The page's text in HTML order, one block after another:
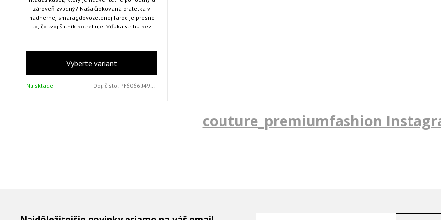
zároveň zvodný? Naša čipkovaná braletka v
nádhernej smaragdovozelenej farbe je presne
to, čo tvoj šatník potrebuje. Vďaka strihu bez
ako luxusná spodná bielizeň, ale aj ako štýlový
top na špeciálne príležitosti.
Vyberte variant
Na sklade Obj. čislo: PF6066 J4961 X0792/L
couture_premiumfashion